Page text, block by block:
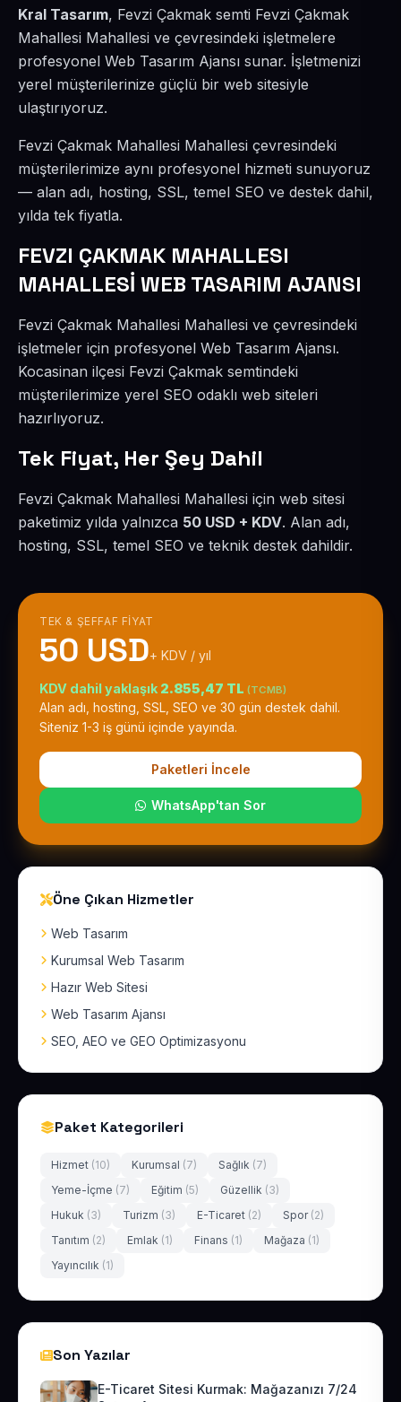
Kral Tasarım, Fevzi Çakmak semti Fevzi Çakmak
Mahallesi Mahallesi ve çevresindeki işletmelere
profesyonel Web Tasarım Ajansı sunar. İşletmenizi
yerel müşterilerinize güçlü bir web sitesiyle
ulaştırıyoruz.
Fevzi Çakmak Mahallesi Mahallesi çevresindeki
müşterilerimize aynı profesyonel hizmeti sunuyoruz
— alan adı, hosting, SSL, temel SEO ve destek dahil,
yılda tek fiyatla.
FEVZI ÇAKMAK MAHALLESI
MAHALLESİ WEB TASARIM AJANSI
Fevzi Çakmak Mahallesi Mahallesi ve çevresindeki
işletmeler için profesyonel Web Tasarım Ajansı.
Kocasinan ilçesi Fevzi Çakmak semtindeki
müşterilerimize yerel SEO odaklı web siteleri
hazırlıyoruz.
Tek Fiyat, Her Şey Dahil
Fevzi Çakmak Mahallesi Mahallesi için web sitesi
paketimiz yılda yalnızca 50 USD + KDV. Alan adı,
hosting, SSL, temel SEO ve teknik destek dahildir.
TEK & ŞEFFAF FIYAT
50 USD+ KDV / yıl
KDV dahil yaklaşık 2.855,47 TL (TCMB)
Alan adı, hosting, SSL, SEO ve 30 gün destek dahil.
Siteniz 1-3 iş günü içinde yayında.
Paketleri İncele
WhatsApp'tan Sor
Öne Çıkan Hizmetler
Web Tasarım
Kurumsal Web Tasarım
Hazır Web Sitesi
Web Tasarım Ajansı
SEO, AEO ve GEO Optimizasyonu
Paket Kategorileri
Hizmet (10) Kurumsal (7) Sağlık (7)
Yeme-İçme (7) Eğitim (5) Güzellik (3)
Hukuk (3) Turizm (3) E-Ticaret (2) Spor (2)
Tanıtım (2) Emlak (1) Finans (1) Mağaza (1)
Yayıncılık (1)
Son Yazılar
E-Ticaret Sitesi Kurmak: Mağazanızı 7/24